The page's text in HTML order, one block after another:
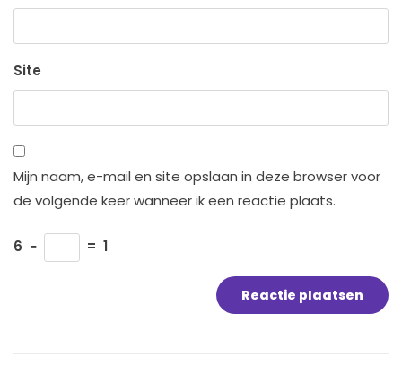
Site
Mijn naam, e-mail en site opslaan in deze browser voor
de volgende keer wanneer ik een reactie plaats.
6 − = 1